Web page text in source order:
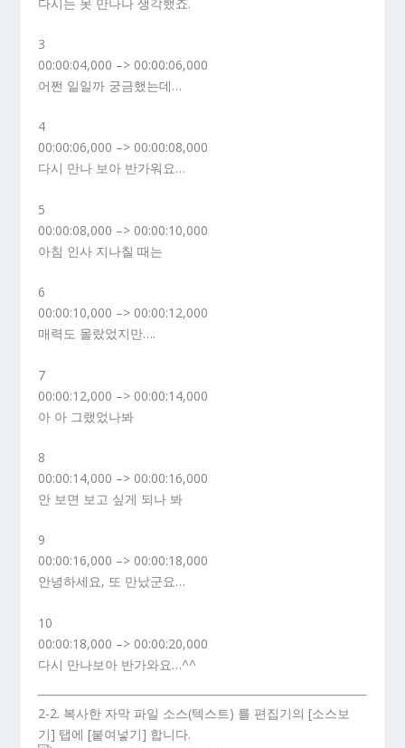
3
00:00:04,000 –> 00:00:06,000
어쩐 일일까 궁금했는데…
4
00:00:06,000 –> 00:00:08,000
다시 만나 보아 반가워요…
5
00:00:08,000 –> 00:00:10,000
아침 인사 지나칠 때는
6
00:00:10,000 –> 00:00:12,000
매력도 몰랐었지만….
7
00:00:12,000 –> 00:00:14,000
아 아 그랬었나봐
8
00:00:14,000 –> 00:00:16,000
안 보면 보고 싶게 되나 봐
9
00:00:16,000 –> 00:00:18,000
안녕하세요, 또 만났군요…
10
00:00:18,000 –> 00:00:20,000
다시 만나보아 반가와요…^^
2-2. 복사한 자막 파일 소스(텍스트) 를 편집기의 [소스보
기] 탭에 [붙여넣기] 합니다.